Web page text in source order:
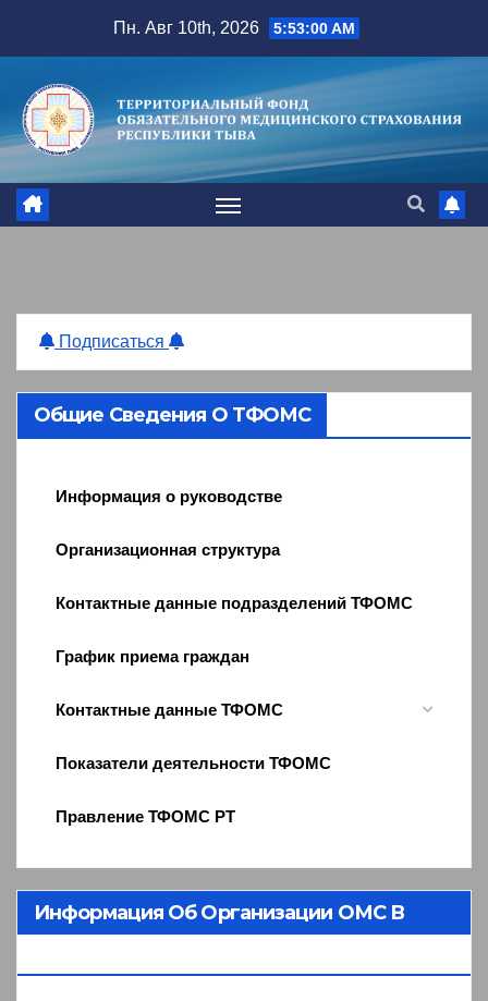
содержимому
Пн. Авг 10th, 2026 5:53:01 AM
Подписаться
Общие Сведения О ТФОМС
Информация о руководстве
Организационная структура
Контактные данные подразделений ТФОМС
График приема граждан
Контактные данные ТФОМС
Показатели деятельности ТФОМС
Правление ТФОМС РТ
Информация Об Организации ОМС В